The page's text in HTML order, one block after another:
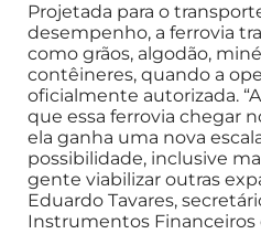
Projetada para o
desempenho, a ferrovia
como grãos, algodão,
contêineres, quando a
oficialmente autorizada.
que essa ferrovia chegar
ela ganha uma nova
possibilidade, inclusive
gente viabilizar outras
Eduardo Tavares,
Instrumentos Financeiros